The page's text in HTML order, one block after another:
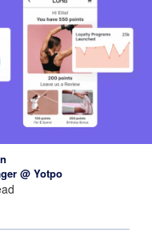
@ Yotpo